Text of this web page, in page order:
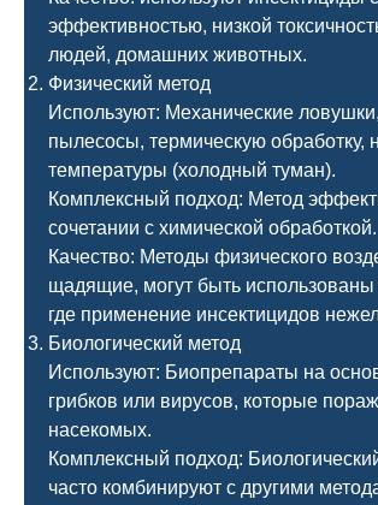
эффективностью, низкой
людей, домашних животных.
Физический метод
Используют: Механические
пылесосы, термическую обработку,
температуры (холодный туман).
Комплексный подход: Метод
сочетании с химической обработкой.
Качество: Методы физического
щадящие, могут быть использованы
где применение инсектицидов
Биологический метод
Используют: Биопрепараты на
грибков или вирусов, которые
насекомых.
Комплексный подход:
часто комбинируют с другими